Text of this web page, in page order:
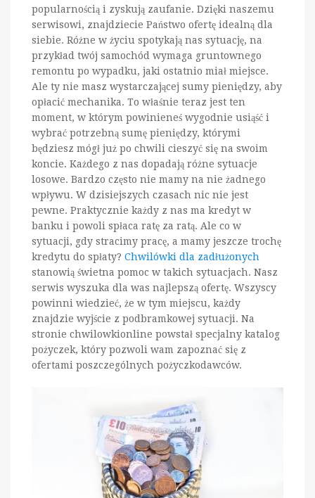
popularnością i zyskują zaufanie. Dzięki naszemu
serwisowi, znajdziecie Państwo ofertę idealną dla
siebie. Różne w życiu spotykają nas sytuację, na
przykład twój samochód wymaga gruntownego
remontu po wypadku, jaki ostatnio miał miejsce.
Ale ty nie masz wystarczającej sumy pieniędzy, aby
opłacić mechanika. To właśnie teraz jest ten
moment, w którym powinieneś wygodnie usiąść i
wybrać potrzebną sumę pieniędzy, którymi
będziesz mógł już po chwili cieszyć się na swoim
koncie. Każdego z nas dopadają różne sytuacje
losowe. Bardzo często nie mamy na nie żadnego
wpływu. W dzisiejszych czasach nic nie jest
pewne. Praktycznie każdy z nas ma kredyt w
banku i powoli spłaca ratę za ratą. Ale co w
sytuacji, gdy stracimy pracę, a mamy jeszcze trochę
kredytu do spłaty? Chwilówki dla zadłużonych
stanowią świetna pomoc w takich sytuacjach. Nasz
serwis wyszuka dla was najlepszą ofertę. Wszyscy
powinni wiedzieć, że w tym miejscu, każdy
znajdzie wyjście z podbramkowej sytuacji. Na
stronie chwilowkionline powstał specjalny katalog
pożyczek, który pozwoli wam zapoznać się z
ofertami poszczególnych pożyczkodawców.